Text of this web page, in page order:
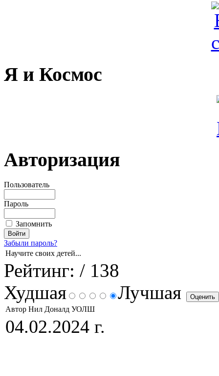
Я и Космос
Авторизация
Пользователь
Пароль
Запомнить
Забыли пароль?
Научите своих детей...
Рейтинг: / 138
Худшая
Лучшая
Автор Нил Доналд УОЛШ
04.02.2024 г.